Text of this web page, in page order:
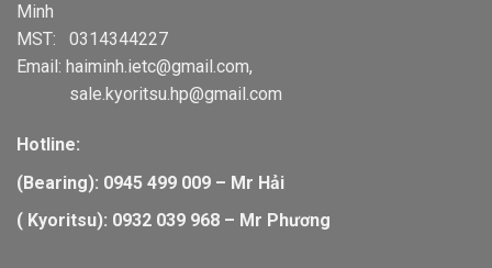
Minh
MST: 0314344227
Email: haiminh.ietc@gmail.com,
sale.kyoritsu.hp@gmail.com
Hotline:
(Bearing): 0945 499 009 – Mr Hải
( Kyoritsu): 0932 039 968 – Mr Phương